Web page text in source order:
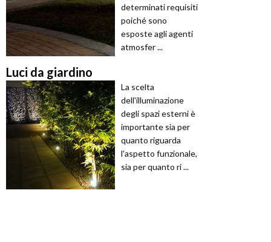
determinati requisiti
poiché sono
esposte agli agenti
atmosfer ...
Luci da giardino
La scelta
dell'illuminazione
degli spazi esterni è
importante sia per
quanto riguarda
l'aspetto funzionale,
sia per quanto ri ...